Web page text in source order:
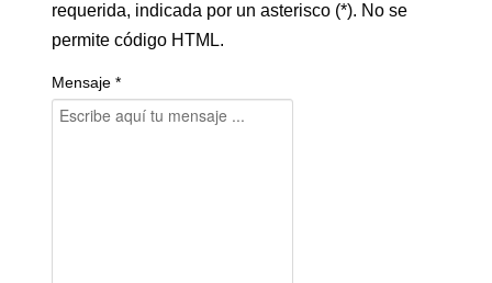
requerida, indicada por un asterisco (*). No se
permite código HTML.
Mensaje *